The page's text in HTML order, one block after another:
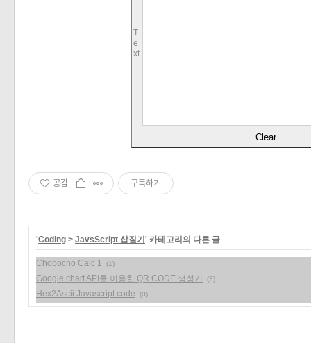
T
e
xt
공감 구독하기
'Coding > JavsScript 삽질기 ' 카테고리의 다른 글
Chobocho Calc 1 (1)
Google chart API를 이용한 QR CODE 생성기 (3)
Hex2Ascii Javascript code (0)